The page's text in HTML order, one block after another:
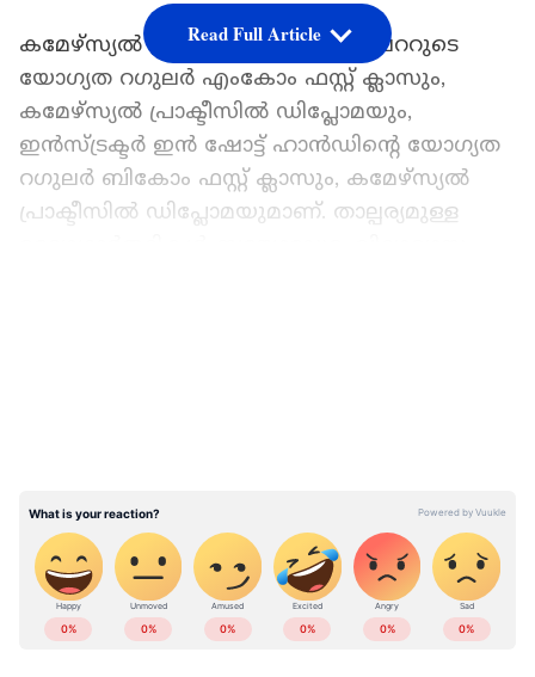
കമേഴ്‌സ്യൽ പ്രാക്ടീസ് വിഭാഗം ലക്ചററുടെ
യോഗ്യത റഗുലർ എംകോം ഫസ്റ്റ് ക്ലാസും,
കമേഴ്‌സ്യൽ പ്രാക്ടീസിൽ ഡിപ്ലോമയും,
ഇൻസ്ട്രക്ടർ ഇൻ ഷോട്ട് ഹാൻഡിന്റെ യോഗ്യത
റഗുലർ ബികോം ഫസ്റ്റ് ക്ലാസും, കമേഴ്‌സ്യൽ
പ്രാക്ടീസിൽ ഡിപ്ലോമയുമാണ്. താല്പര്യമുള്ള
Read Full Article
ABOUT THE AUTHOR